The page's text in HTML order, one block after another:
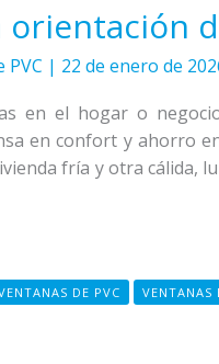
orientación
PVC | 22 de enero de
en el hogar o
en confort y ahorro
fría y otra cálida,
DE PVC VENTANAS